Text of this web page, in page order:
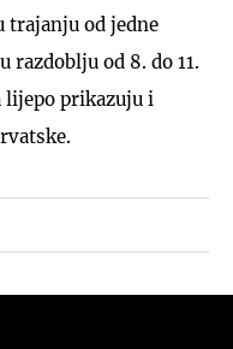
trajanju od jedne
razdoblju od 8. do 11.
lijepo prikazuju i